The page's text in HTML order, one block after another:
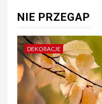
NIE PRZEGAP
DEKORACJE